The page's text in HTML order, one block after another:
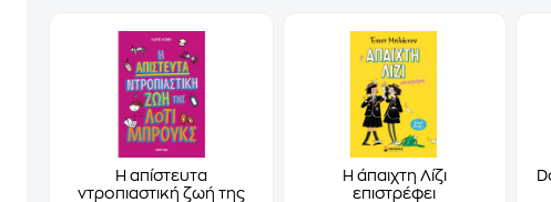
Η απίστευτα
ντροπιαστική ζωή της
Η άπαιχτη Λίζι
επιστρέφει